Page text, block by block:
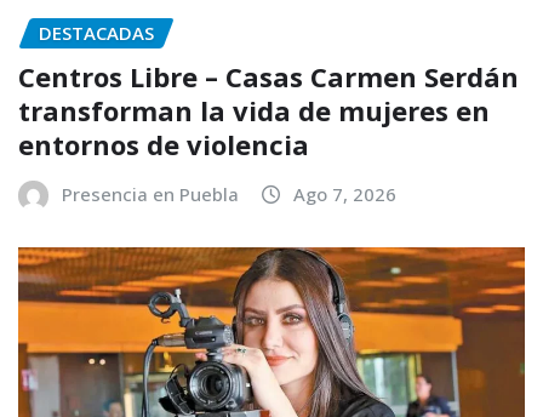
DESTACADAS
Centros Libre – Casas Carmen Serdán
transforman la vida de mujeres en
entornos de violencia
Presencia en Puebla Ago 7, 2026